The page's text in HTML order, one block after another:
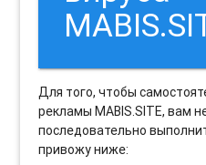
Для того, чтобы
рекламы MABIS.SITE, вам
последовательно
привожу ниже: